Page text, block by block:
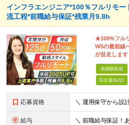
インフラエンジニア*100％フルリモ
流工程*前職給与保証*残業月9.8h
★100%フル
WSの最前線
が並走します
未経験歓迎
完全週休2日
応募資格
給与